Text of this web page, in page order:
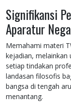
Signifikansi
Aparatur
Memahami materi
kejadian, melainkan
setiap tindakan
landasan filosofis
bangsa di tengah
menantang.